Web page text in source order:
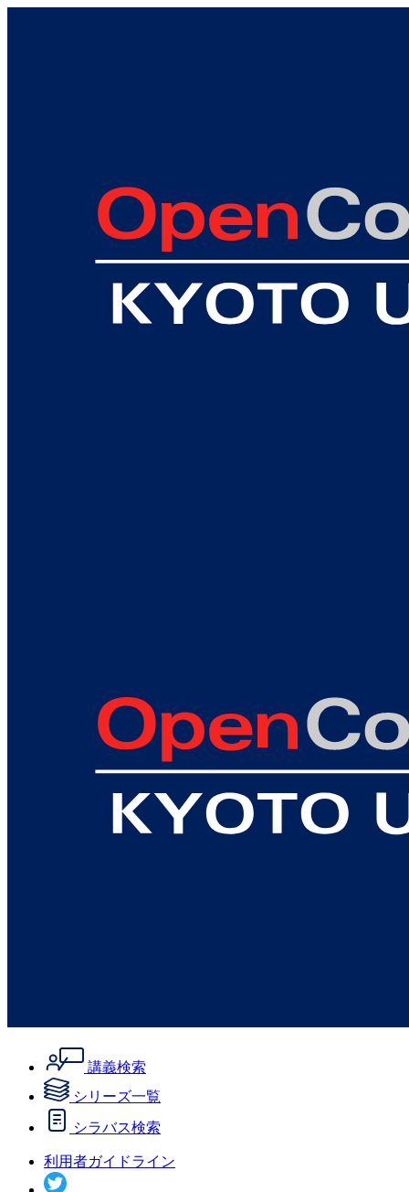
講義検索
シリーズ一覧
シラバス検索
利用者ガイドライン